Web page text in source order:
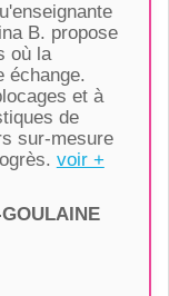
B. propose
où la
échange.
et à
de
sur-mesure
voir +